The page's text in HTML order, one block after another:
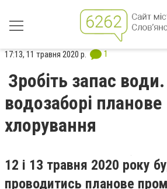
17:13, 11 травня 2020 р. 1
Зробіть запас
водозаборі планове
хлорування
12 і 13 травня 2020 року
проводитись планове